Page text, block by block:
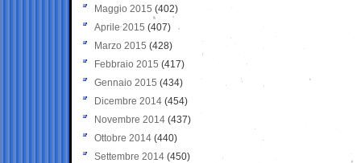
Maggio 2015 (402)
Aprile 2015 (407)
Marzo 2015 (428)
Febbraio 2015 (417)
Gennaio 2015 (434)
Dicembre 2014 (454)
Novembre 2014 (437)
Ottobre 2014 (440)
Settembre 2014 (450)